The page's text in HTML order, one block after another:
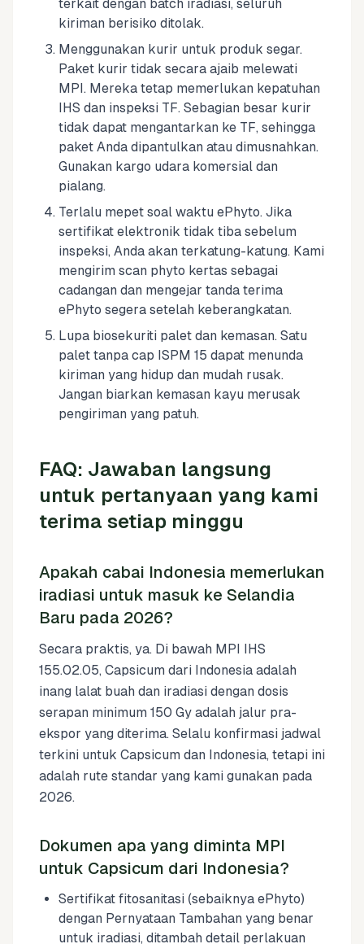
terkait dengan batch iradiasi, seluruh
kiriman berisiko ditolak.
Menggunakan kurir untuk produk segar.
Paket kurir tidak secara ajaib melewati
MPI. Mereka tetap memerlukan kepatuhan
IHS dan inspeksi TF. Sebagian besar kurir
tidak dapat mengantarkan ke TF, sehingga
paket Anda dipantulkan atau dimusnahkan.
Gunakan kargo udara komersial dan
pialang.
Terlalu mepet soal waktu ePhyto. Jika
sertifikat elektronik tidak tiba sebelum
inspeksi, Anda akan terkatung-katung. Kami
mengirim scan phyto kertas sebagai
cadangan dan mengejar tanda terima
ePhyto segera setelah keberangkatan.
Lupa biosekuriti palet dan kemasan. Satu
palet tanpa cap ISPM 15 dapat menunda
kiriman yang hidup dan mudah rusak.
Jangan biarkan kemasan kayu merusak
pengiriman yang patuh.
FAQ: Jawaban langsung
untuk pertanyaan yang kami
terima setiap minggu
Apakah cabai Indonesia memerlukan
iradiasi untuk masuk ke Selandia
Baru pada 2026?
Secara praktis, ya. Di bawah MPI IHS
155.02.05, Capsicum dari Indonesia adalah
inang lalat buah dan iradiasi dengan dosis
serapan minimum 150 Gy adalah jalur pra-
ekspor yang diterima. Selalu konfirmasi jadwal
terkini untuk Capsicum dan Indonesia, tetapi ini
adalah rute standar yang kami gunakan pada
2026.
Dokumen apa yang diminta MPI
untuk Capsicum dari Indonesia?
Sertifikat fitosanitasi (sebaiknya ePhyto)
dengan Pernyataan Tambahan yang benar
untuk iradiasi, ditambah detail perlakuan